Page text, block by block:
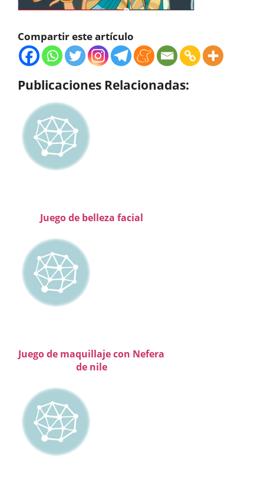
Compartir este artículo
Publicaciones Relacionadas:
Juego de belleza facial
Juego de maquillaje con Nefera
de nile